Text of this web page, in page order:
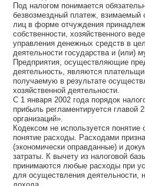
Под налогом понимается
безвозмездный платеж, взимаемый
лиц в форме отчуждения
собственности, хозяйственного
управления денежных средств в
деятельности государства и (или)
Предприятия, осуществляющие
деятельность, являются
получаемую в результате
хозяйственной деятельности.
С 1 января 2002 года порядок
прибыль регламентируется
организаций».
Кодексом не используется понятие
понятие расходы. Расходами
(экономически оправданные) и
затраты. К вычету из налоговой
принимаются любые расходы при
для осуществления деятельности,